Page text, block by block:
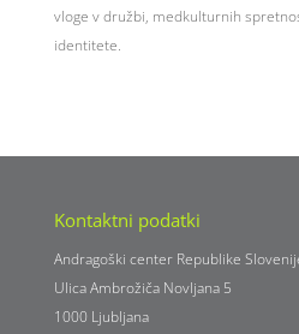
vloge v družbi, medkulturnih
identitete.
Kontaktni podatki
Andragoški center Republike
Ulica Ambrožiča Novljana 5
1000 Ljubljana